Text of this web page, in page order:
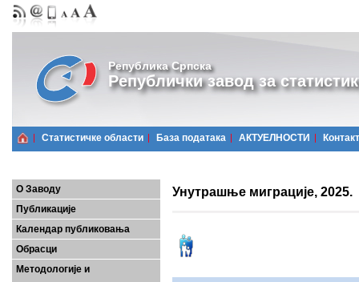
Република Српска
Републички завод за
Статистичке области Базa података АКТУЕЛНОСТИ Контакт
О Заводу
Публикације
Календар публиковања
Обрасци
Методологије и
Унутрашње миграције, 2025.